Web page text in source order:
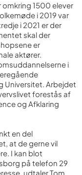
1500 elever
i 2019 var
i 2021 er der
skal der
er
aktører.
i
Universitet. Arbejdet
forestås af
og Afklaring
en del
at de gerne vil
I kan blot
på telefon 29
udtaler Tom